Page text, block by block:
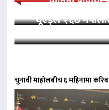
यूएईले २६७
चुनावी माहोलबीच ६ महिनामा